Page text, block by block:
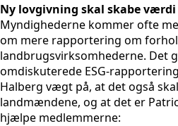
Ny lovgivning skal skabe
Myndighederne kommer ofte
om mere rapportering om
landbrugsvirksomhederne. Det
omdiskuterede ESG-
Halberg vægt på, at det også
landmændene, og at det er
hjælpe medlemmerne: